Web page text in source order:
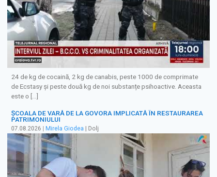
24 de kg de cocaină, 2 kg de canabis, peste 1000 de comprimate
de Ecstasy și peste două kg de noi substanțe psihoactive. Aceasta
este o […]
ȘCOALA DE VARĂ DE LA GOVORA IMPLICATĂ ÎN RESTAURAREA
PATRIMONIULUI
07.08.2026 | Mirela Giodea | Dolj